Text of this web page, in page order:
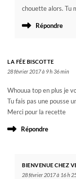
chouette alors. Tu
Répondre
LA FÉE BISCOTTE
28 février 2017 à 9 h 36 min
Whouua top en plus je
Tu fais pas une pousse
Merci pour la recette
Répondre
BIENVENUE CHEZ
28 février 2017 à 16 h